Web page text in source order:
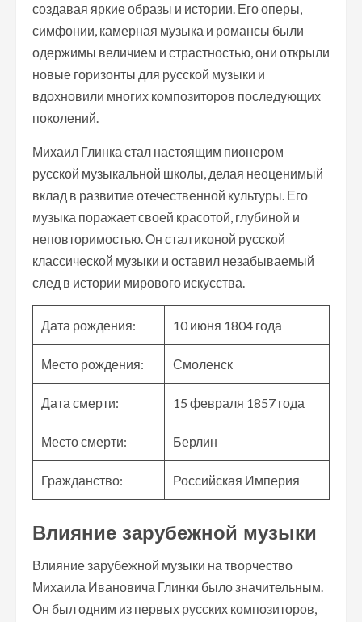
создавая яркие образы и истории. Его оперы,
симфонии, камерная музыка и романсы были
одержимы величием и страстностью, они открыли
новые горизонты для русской музыки и
вдохновили многих композиторов последующих
поколений.
Михаил Глинка стал настоящим пионером
русской музыкальной школы, делая неоценимый
вклад в развитие отечественной культуры. Его
музыка поражает своей красотой, глубиной и
неповторимостью. Он стал иконой русской
классической музыки и оставил незабываемый
след в истории мирового искусства.
Дата рождения: 10 июня 1804 года
Место рождения: Смоленск
Дата смерти: 15 февраля 1857 года
Место смерти: Берлин
Гражданство: Российская Империя
Влияние зарубежной музыки
Влияние зарубежной музыки на творчество
Михаила Ивановича Глинки было значительным.
Он был одним из первых русских композиторов,